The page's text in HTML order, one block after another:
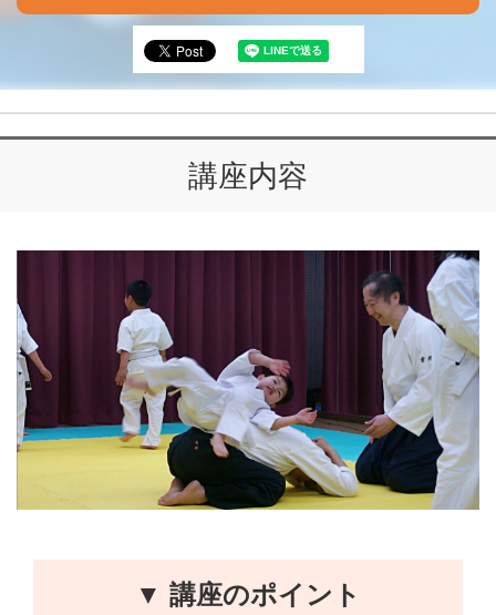
講座内容
▼ 講座のポイント